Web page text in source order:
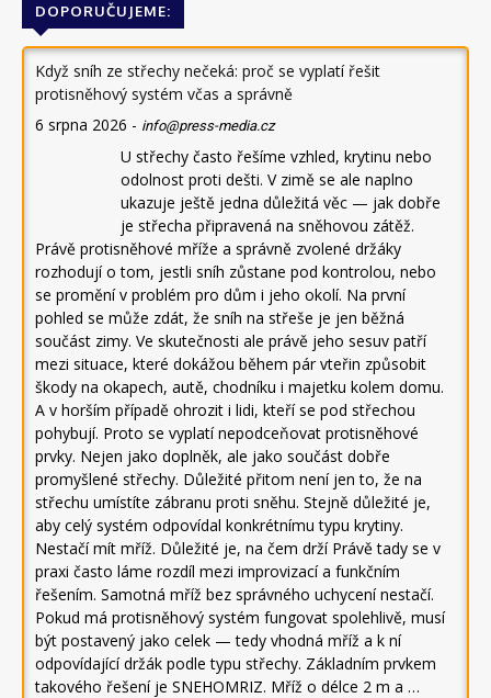
DOPORUČUJEME:
Když sníh ze střechy nečeká: proč se vyplatí řešit
protisněhový systém včas a správně
6 srpna 2026 - info@press-media.cz
U střechy často řešíme vzhled, krytinu nebo
odolnost proti dešti. V zimě se ale naplno
ukazuje ještě jedna důležitá věc — jak dobře
je střecha připravená na sněhovou zátěž.
Právě protisněhové mříže a správně zvolené držáky
rozhodují o tom, jestli sníh zůstane pod kontrolou, nebo
se promění v problém pro dům i jeho okolí. Na první
pohled se může zdát, že sníh na střeše je jen běžná
součást zimy. Ve skutečnosti ale právě jeho sesuv patří
mezi situace, které dokážou během pár vteřin způsobit
škody na okapech, autě, chodníku i majetku kolem domu.
A v horším případě ohrozit i lidi, kteří se pod střechou
pohybují. Proto se vyplatí nepodceňovat protisněhové
prvky. Nejen jako doplněk, ale jako součást dobře
promyšlené střechy. Důležité přitom není jen to, že na
střechu umístíte zábranu proti sněhu. Stejně důležité je,
aby celý systém odpovídal konkrétnímu typu krytiny.
Nestačí mít mříž. Důležité je, na čem drží Právě tady se v
praxi často láme rozdíl mezi improvizací a funkčním
řešením. Samotná mříž bez správného uchycení nestačí.
Pokud má protisněhový systém fungovat spolehlivě, musí
být postavený jako celek — tedy vhodná mříž a k ní
odpovídající držák podle typu střechy. Základním prvkem
takového řešení je SNEHOMRIZ. Mříž o délce 2 m a …